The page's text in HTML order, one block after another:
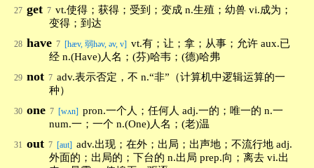
27 get 7 vt.使得；获得；受到；变成 n.生殖；幼兽 vi.成为；
变得；到达
28 have 7 [hæv, 弱həv, əv, v] vt.有；让；拿；从事；允许 aux.已
经 n.(Have)人名；(芬)哈韦；(德)哈弗
29 not 7 adv.表示否定，不 n.“非”（计算机中逻辑运算的一
种）
30 one 7 [wʌn] pron.一个人；任何人 adj.一的；唯一的 n.一
num.一；一个 n.(One)人名；(老)温
31 out 7 [aut] adv.出现；在外；出局；出声地；不流行地 adj.
外面的；出局的；下台的 n.出局 prep.向；离去 vi.出